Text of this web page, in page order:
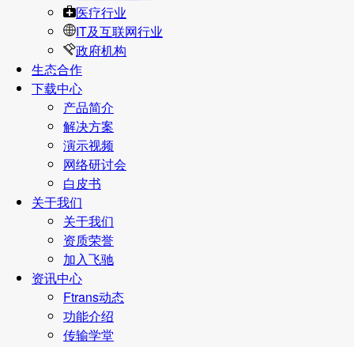
医疗行业
IT及互联网行业
政府机构
生态合作
下载中心
产品简介
解决方案
演示视频
网络研讨会
白皮书
关于我们
关于我们
资质荣誉
加入飞驰
资讯中心
Ftrans动态
功能介绍
传输学堂